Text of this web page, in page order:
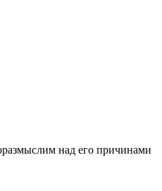
над его причинами